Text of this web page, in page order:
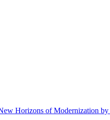
Horizons of Modernization